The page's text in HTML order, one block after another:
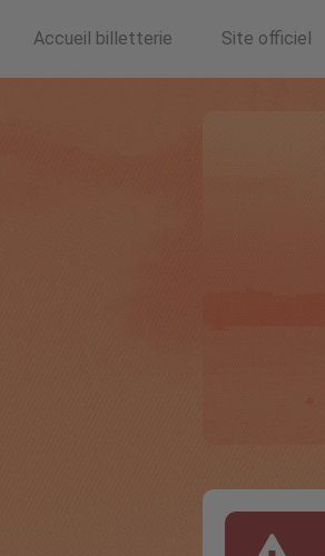
Accueil billetterie Site officiel